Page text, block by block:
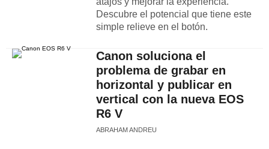
Descubre el potencial que tiene este
simple relieve en el botón.
Canon soluciona el
problema de grabar en
horizontal y publicar en
vertical con la nueva EOS
R6 V
ABRAHAM ANDREU